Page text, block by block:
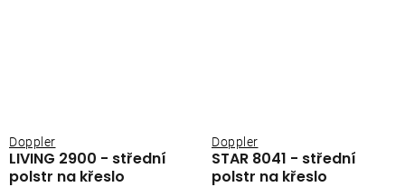
LIVING 2900 - střední
polstr na křeslo
Doppler
STAR 8041 - střední
polstr na křeslo
Doppler